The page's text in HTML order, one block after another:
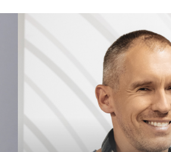
2026.08.06. 08:00
Negyed százada
minden idők
lemezszerződését